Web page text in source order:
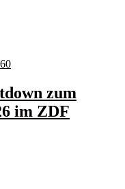
0
zum
im ZDF